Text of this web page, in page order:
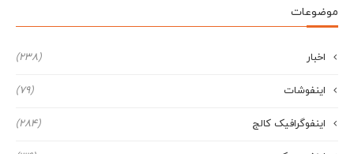
موضوعات
اخبار (238)
اینفوشات (79)
اینفوگرافیک کالج (284)